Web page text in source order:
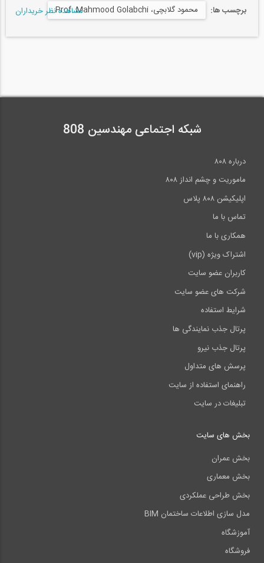
برچسب ها: محمود گلابچی، Prof. Mahmood Golabchi مشاهده نظر خریداران
شبکه اجتماعی مهندسین 808
درباره ۸۰۸
ماموریت و چشم انداز ۸۰۸
اپلیکیشن ۸۰۸ پلاس
تماس با ما
همکاری با ما
اشتراک ویژه (vip)
کاربران عضو سایت
شرکت های عضو سایت
شرایط استفاده
پرتال جذب نمایندگی ها
پرتال جذب نیرو
پرسش های متداول
راهنمای استفاده از سایت
تبلیغات در سایت
بخش های سایت
بخش عمران
بخش معماری
بخش طراحی عملکردی
مدل سازی اطلاعات ساختمان BIM
آموزشگاه
فروشگاه